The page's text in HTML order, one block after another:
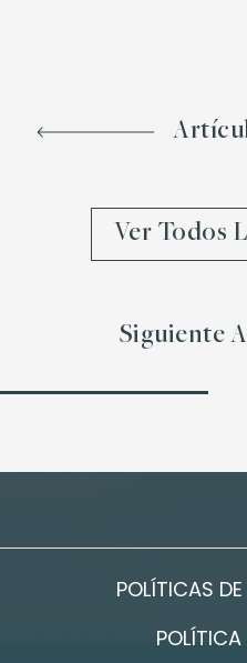
Ver Todos
Siguiente
POLÍTICAS
POLÍTICA